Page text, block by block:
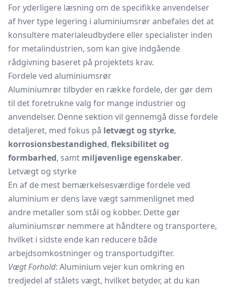
For yderligere læsning om de specifikke anvendelser
af hver type legering i aluminiumsrør anbefales det at
konsultere materialeudbydere eller specialister inden
for metalindustrien, som kan give indgående
rådgivning baseret på projektets krav.
Fordele ved aluminiumsrør
Aluminiumrør tilbyder en række fordele, der gør dem
til det foretrukne valg for mange industrier og
anvendelser. Denne sektion vil gennemgå disse fordele
detaljeret, med fokus på letvægt og styrke,
korrosionsbestandighed, fleksibilitet og
formbarhed, samt miljøvenlige egenskaber.
Letvægt og styrke
En af de mest bemærkelsesværdige fordele ved
aluminium er dens lave vægt sammenlignet med
andre metaller som stål og kobber. Dette gør
aluminiumsrør nemmere at håndtere og transportere,
hvilket i sidste ende kan reducere både
arbejdsomkostninger og transportudgifter.
Vægt Forhold: Aluminium vejer kun omkring en
tredjedel af stålets vægt, hvilket betyder, at du kan